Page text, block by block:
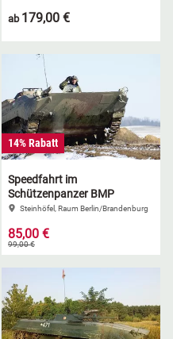
ab 179,00 €
14% Rabatt
Speedfahrt im
Schützenpanzer BMP
Steinhöfel, Raum Berlin/Brandenburg
85,00 €
99,00 €